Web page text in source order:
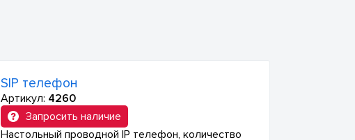
SIP телефон
Артикул: 4260
Запросить наличие
Настольный проводной IP телефон, количество